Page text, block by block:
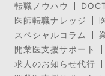
転職ノウハウ
医師転職ナレッジ
スペシャルコラム
開業医支援サポート
求人のお知らせ代行